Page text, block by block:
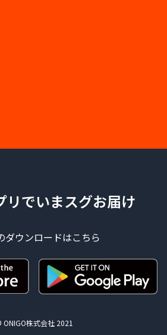
リでいまスグお届け
ダウンロードはこちら
ONIGO株式会社 2021